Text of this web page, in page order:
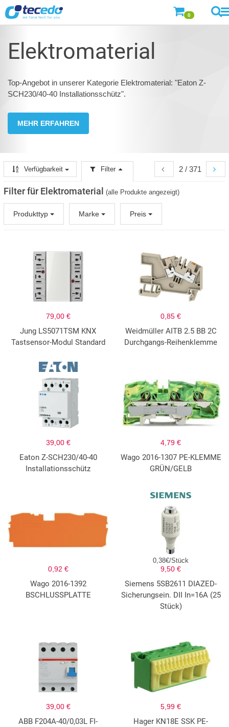
0
Elektromaterial
Top-Angebot in unserer Kategorie Elektromaterial: "Eaton Z-
SCH230/40-40 Installationsschütz".
MEHR ERFAHREN
2 / 371
Verfügbarkeit Filter
Filter für Elektromaterial (alle Produkte angezeigt)
Produkttyp Marke Preis
79,00 €
Jung LS5071TSM KNX
Tastsensor-Modul Standard
0,85 €
Weidmüller AITB 2.5 BB 2C
Durchgangs-Reihenklemme
39,00 €
Eaton Z-SCH230/40-40
Installationsschütz
4,79 €
Wago 2016-1307 PE-KLEMME
GRÜN/GELB
0,92 €
Wago 2016-1392
BSCHLUSSPLATTE
0,38€/Stück
9,50 €
Siemens 5SB2611 DIAZED-
Sicherungsein. DII In=16A (25
Stück)
39,00 €
ABB F204A-40/0,03L FI-
5,99 €
Hager KN18E SSK PE-